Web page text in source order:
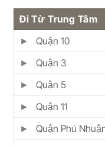
Đi Từ Trung Tâm
Quận 10
Quận 3
Quận 5
Quận 11
Quận Phú